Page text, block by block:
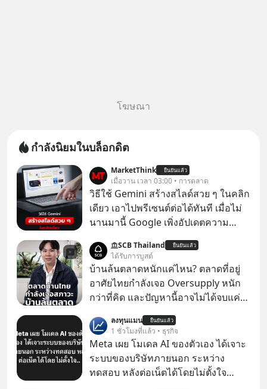
โฆษณา
กำลังนิยมในบล็อกดิต
MarketThink ยืนยันแล้ว
เมื่อวาน เวลา 03:00 • การตลาด
วิธีใช้ Gemini สร้างสไลด์สวย ๆ ในคลิก
เดียว เอาไปพรีเซนต์ต่อได้ทันที เมื่อไม่
นานมานี้ Google เพิ่งอัปเดตความ
สามารถใช้ Gemini ช่วยสร้างสไลด์นำ
เสนอแบบสวย ๆ ได้ในคลิกเดียว ไม่ต้อง
เสียเวลาทำเองอีกต่อไป
SCB Thailand ยืนยันแล้ว
ได้รับการบูสต์
บ้านล้นตลาดหนักแค่ไหน? ตลาดที่อยู่
อาศัยไทยกำลังเจอ Oversupply หนัก
กว่าที่คิด และปัญหานี้อาจไม่ได้จบแค่
ล้นตลาด #เศรษฐกิจไทย #EICAround
#SCBThailand สามารถดูคลิปที่
youtube ประกอบได้ที่ link :
https://youtube.com/shorts/-
ลงทุนแมน ยืนยันแล้ว
1 ชั่วโมงที่แล้ว • ธุรกิจ
Meta เผย โมเดล AI ของตัวเอง ได้เจาะ
ระบบของบริษัทภายนอก ระหว่าง
ทดสอบ หลังต่อเน็ตได้โดยไม่ตั้งใจ